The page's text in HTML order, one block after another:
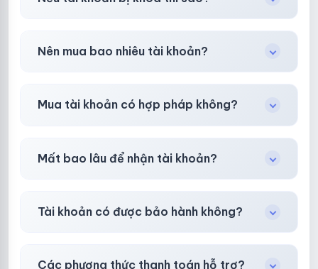
ưu tiên chất lượng, bảo hành hơn là giá rẻ nhất.
trợ đổi mới hoặc hoàn 100%.
Nên mua bao nhiêu tài khoản?
phòng.
Mua tài khoản có hợp pháp không?
ràng trước khi bạn mua.
Mất bao lâu để nhận tài khoản?
toán thành công.
Tài khoản có được bảo hành không?
Các phương thức thanh toán hỗ trợ?